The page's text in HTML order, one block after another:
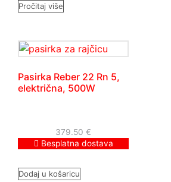
Pročitaj više
Pasirka Reber 22 Rn 5,
električna, 500W
379.50€
Besplatna dostava
Dodaj u košaricu